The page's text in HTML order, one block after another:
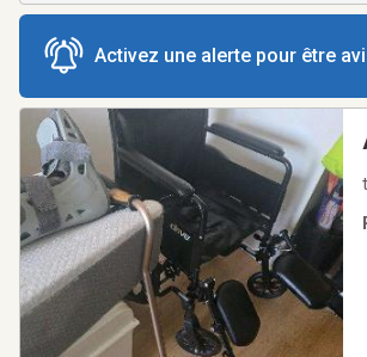
Activez une alerte pour être